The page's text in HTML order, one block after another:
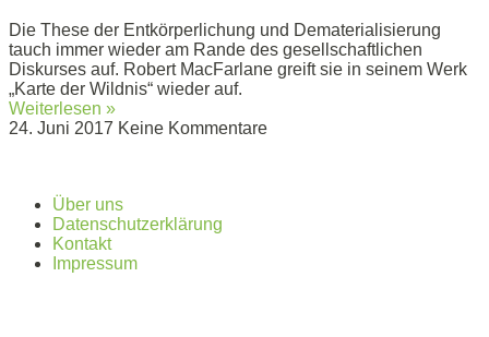
Die These der Entkörperlichung und Dematerialisierung
tauch immer wieder am Rande des gesellschaftlichen
Diskurses auf. Robert MacFarlane greift sie in seinem Werk
„Karte der Wildnis“ wieder auf.
Weiterlesen »
24. Juni 2017 Keine Kommentare
Über uns
Datenschutzerklärung
Kontakt
Impressum